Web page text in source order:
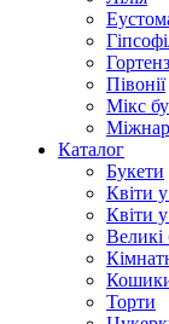
Півонії
Мікс
Каталог
Букети
Квіти
Квіти
Великі
Торти